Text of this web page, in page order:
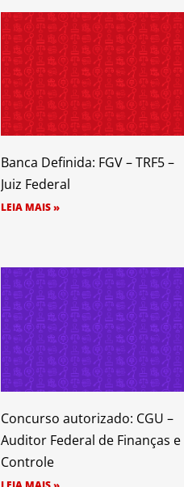
Banca Definida: FGV – TRF5 –
Juiz Federal
LEIA MAIS »
Concurso autorizado: CGU –
Auditor Federal de Finanças e
Controle